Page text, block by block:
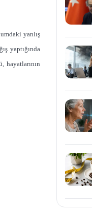
yanlış
yaptığında
hayatlarının